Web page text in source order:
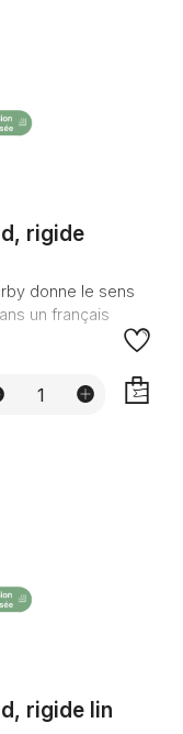
rigide
donne le sens
un français
rigide lin